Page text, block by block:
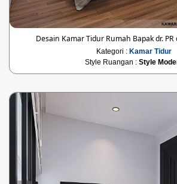
Desain Kamar Tidur Rumah Bapak dr. PR
Kategori : Kamar Tidur
Style Ruangan : Style